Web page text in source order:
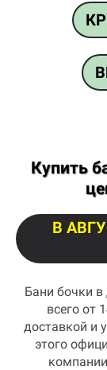
Купить
В
Бани бочки
всего от
доставкой и
этого